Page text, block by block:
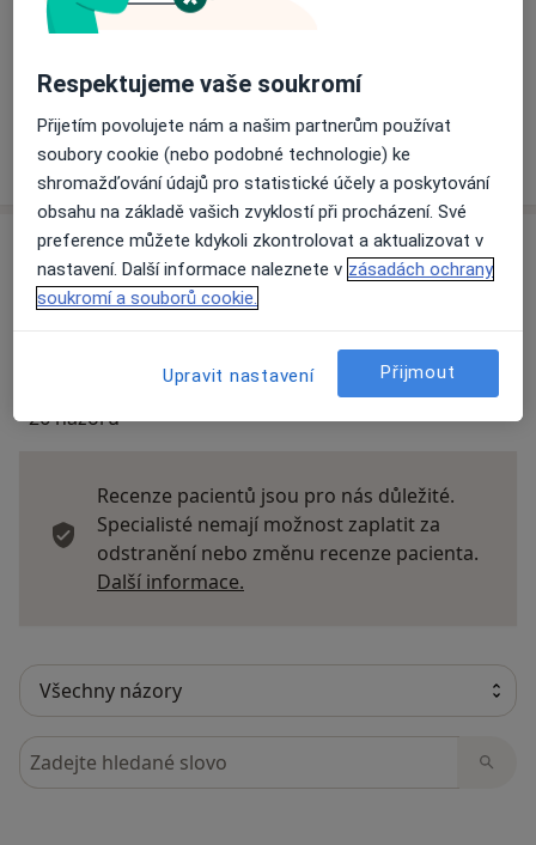
Způsoby platby (soukromé návštěvy)
Detaily
Víceo adrese
Názory
Přidejte svůj názor
26 názorů
Recenze pacientů jsou pro nás důležité.
Specialisté nemají možnost zaplatit za
odstranění nebo změnu recenze pacienta.
Další informace.
Hledejte v názorech
Respektujeme vaše soukromí
Přijetím povolujete nám a našim partnerům používat
soubory cookie (nebo podobné technologie) ke
shromažďování údajů pro statistické účely a poskytování
obsahu na základě vašich zvyklostí při procházení. Své
preference můžete kdykoli zkontrolovat a aktualizovat v
nastavení. Další informace naleznete v zásadách ochrany
soukromí a souborů cookie.
Upravit nastavení Přijmout